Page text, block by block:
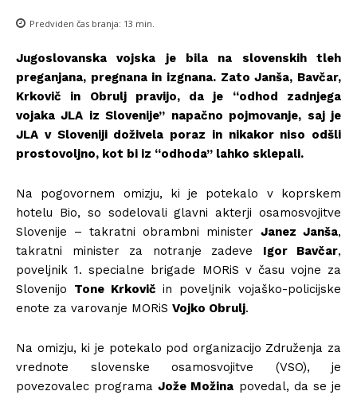
Predviden čas branja: 13 min.
Jugoslovanska vojska je bila na slovenskih tleh
preganjana, pregnana in izgnana. Zato Janša, Bavčar,
Krkovič in Obrulj pravijo, da je “odhod zadnjega
vojaka JLA iz Slovenije” napačno pojmovanje, saj je
JLA v Sloveniji doživela poraz in nikakor niso odšli
prostovoljno, kot bi iz “odhoda” lahko sklepali.
Na pogovornem omizju, ki je potekalo v koprskem
hotelu Bio, so sodelovali glavni akterji osamosvojitve
Slovenije – takratni obrambni minister Janez Janša,
takratni minister za notranje zadeve Igor Bavčar,
poveljnik 1. specialne brigade MORiS v času vojne za
Slovenijo Tone Krkovič in poveljnik vojaško-policijske
enote za varovanje MORiS Vojko Obrulj.
Na omizju, ki je potekalo pod organizacijo Združenja za
vrednote slovenske osamosvojitve (VSO), je
povezovalec programaJože Možina povedal, da se je